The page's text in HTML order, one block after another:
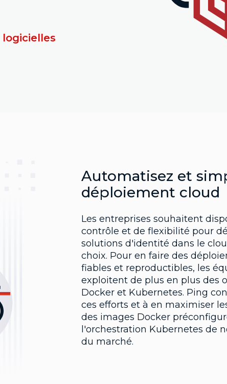
Automatisez et
déploiement cloud
Les entreprises souhaitent
contrôle et de flexibilité pour
solutions d'identité dans le
choix. Pour en faire des
fiables et reproductibles, les
exploitent de plus en plus des
Docker et Kubernetes. Ping
ces efforts et à en maximiser
des images Docker
l'orchestration Kubernetes de
du marché.